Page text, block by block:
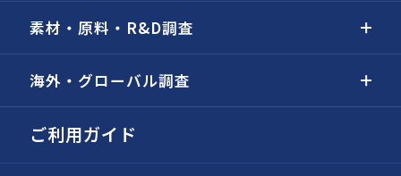
素材・原料・R&D調査
海外・グローバル調査
ご利用ガイド